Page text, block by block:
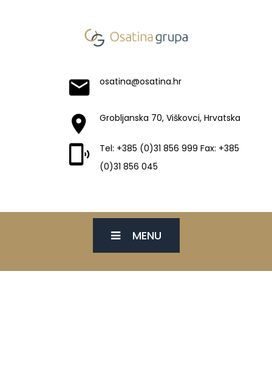
osatina@osatina.hr
Grobljanska 70, Viškovci, Hrvatska
Tel: +385 (0)31 856 999 Fax: +385
(0)31 856 045
MENU